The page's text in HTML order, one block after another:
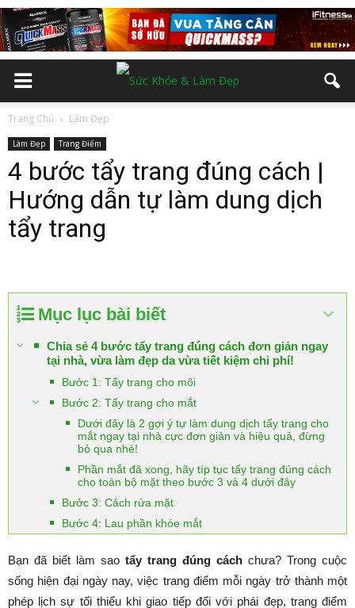
Trang Chủ Làm Đẹp
Làm Đẹp Trang Điểm
4 bước tẩy trang đúng cách |
Hướng dẫn tự làm dung dịch
tẩy trang
Mục lục bài biết
Chia sẻ 4 bước tẩy trang đúng cách đơn giản ngay
tại nhà, vừa làm đẹp da vừa tiết kiệm chi phí!
Bước 1: Tẩy trang cho môi
Bước 2: Tẩy trang cho mắt
Dưới đây là 2 gợi ý tự làm dung dịch tẩy trang cho
mắt ngay tại nhà cực đơn giản và hiệu quả, đừng
bỏ qua nhé!
Phần mắt đã xong, hãy típ tục tẩy trang đúng cách
cho toàn bộ mặt theo bước 3 và 4 dưới đây
Bước 3: Cách rửa mặt
Bước 4: Lau phần khóe mắt
Bạn đã biết làm sao tẩy trang đúng cách chưa? Trong cuộc
sống hiện đại ngày nay, việc trang điểm mỗi ngày trở thành một
phép lịch sự tối thiểu khi giao tiếp đối với phái đẹp, trang điểm